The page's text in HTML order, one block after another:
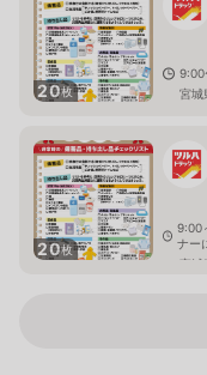
20枚
9:00
宮城
20枚
9:00
ナー
宮城